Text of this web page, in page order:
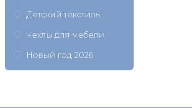
Детский текстиль
Чехлы для мебели
Новый год 2026